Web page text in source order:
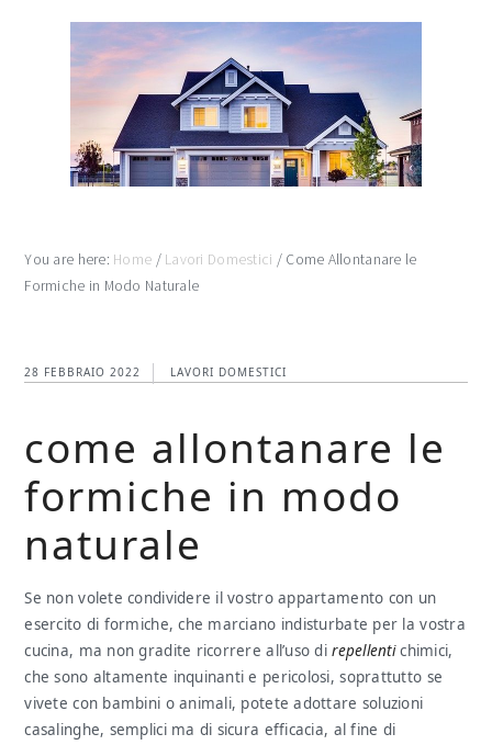
You are here: Home / Lavori Domestici / Come Allontanare le
Formiche in Modo Naturale
28 FEBBRAIO 2022 LAVORI DOMESTICI
come allontanare le
formiche in modo
naturale
Se non volete condividere il vostro appartamento con un
esercito di formiche, che marciano indisturbate per la vostra
cucina, ma non gradite ricorrere all’uso direpellentichimici,
che sono altamente inquinanti e pericolosi, soprattutto se
vivete con bambini o animali, potete adottare soluzioni
casalinghe, semplici ma di sicura efficacia, al fine di